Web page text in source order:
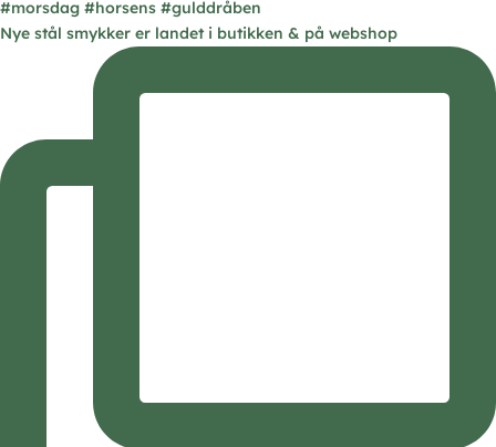
Nye stål smykker er landet i butikken & på webshop